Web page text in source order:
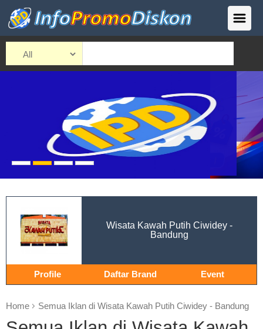
Wisata Kawah Putih Ciwidey -
Bandung
Profile Daftar Brand Event
Home Semua Iklan di Wisata Kawah Putih Ciwidey - Bandung